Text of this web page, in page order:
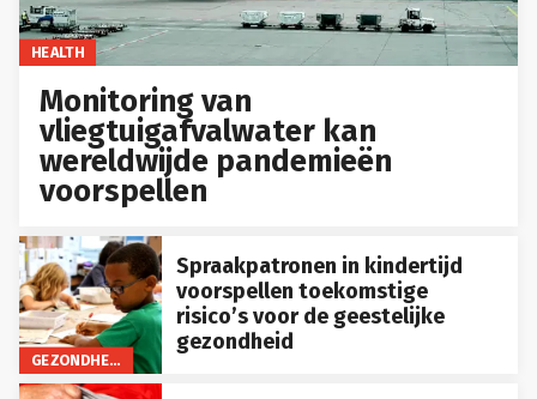
HEALTH
Monitoring van
vliegtuigafvalwater kan
wereldwijde pandemieën
voorspellen
GEZONDHEID
Spraakpatronen in kindertijd
voorspellen toekomstige
risico’s voor de geestelijke
gezondheid